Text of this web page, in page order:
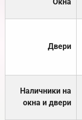
Двери
Наличники на
окна и двери